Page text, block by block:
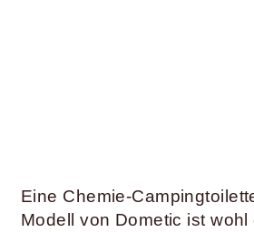
Eine Chemie-
Modell von Dometic ist